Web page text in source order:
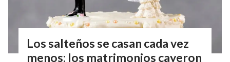
Los salteños se casan cada vez
menos: los matrimonios cayeron